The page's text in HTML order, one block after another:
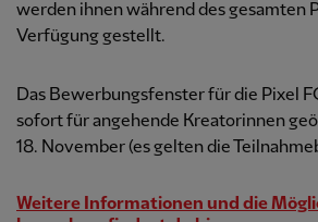
werden ihnen während des gesamten
Verfügung gestellt.
Das Bewerbungsfenster für die Pixel
sofort für angehende Kreatorinnen
18. November (es gelten die
Weitere Informationen und die